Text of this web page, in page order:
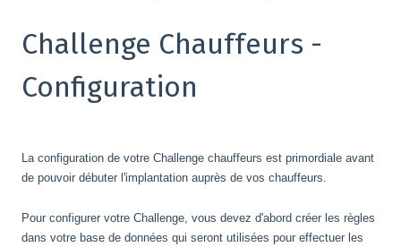
Challenge Chauffeurs -
Configuration
La configuration de votre Challenge chauffeurs est primordiale avant
de pouvoir débuter l'implantation auprès de vos chauffeurs.
Pour configurer votre Challenge, vous devez d'abord créer les règles
dans votre base de données qui seront utilisées pour effectuer les